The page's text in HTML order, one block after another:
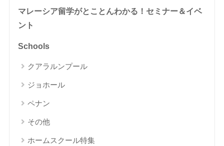
マレーシア留学がとことんわかる！セミナー＆イベ
ント
Schools
クアラルンプール
ジョホール
ペナン
その他
ホームスクール特集